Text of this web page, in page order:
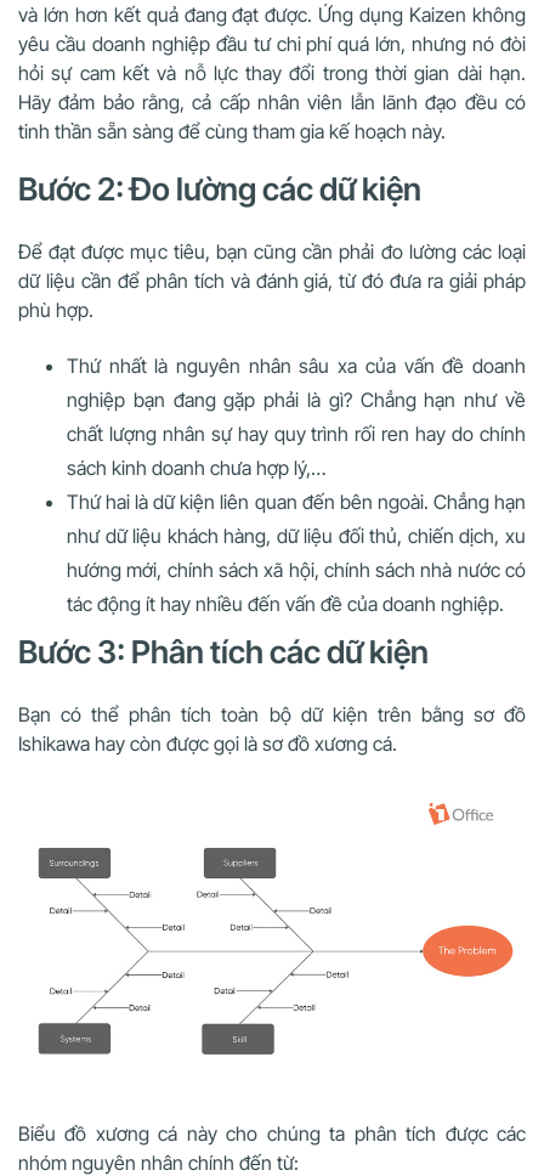
và lớn hơn kết quả đang đạt được. Ứng dụng Kaizen không
yêu cầu doanh nghiệp đầu tư chi phí quá lớn, nhưng nó đòi
hỏi sự cam kết và nỗ lực thay đổi trong thời gian dài hạn.
Hãy đảm bảo rằng, cả cấp nhân viên lẫn lãnh đạo đều có
tinh thần sẵn sàng để cùng tham gia kế hoạch này.
Bước 2: Đo lường các dữ kiện
Để đạt được mục tiêu, bạn cũng cần phải đo lường các loại
dữ liệu cần để phân tích và đánh giá, từ đó đưa ra giải pháp
phù hợp.
Thứ nhất là nguyên nhân sâu xa của vấn đề doanh
nghiệp bạn đang gặp phải là gì? Chẳng hạn như về
chất lượng nhân sự hay quy trình rối ren hay do chính
sách kinh doanh chưa hợp lý,…
Thứ hai là dữ kiện liên quan đến bên ngoài. Chẳng hạn
như dữ liệu khách hàng, dữ liệu đối thủ, chiến dịch, xu
hướng mới, chính sách xã hội, chính sách nhà nước có
tác động ít hay nhiều đến vấn đề của doanh nghiệp.
Bước 3: Phân tích các dữ kiện
Bạn có thể phân tích toàn bộ dữ kiện trên bằng sơ đồ
Ishikawa hay còn được gọi là sơ đồ xương cá.
Biểu đồ xương cá này cho chúng ta phân tích được các
nhóm nguyên nhân chính đến từ: